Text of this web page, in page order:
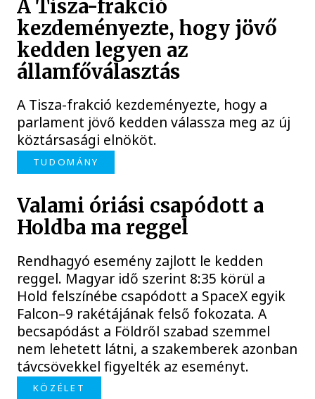
A Tisza-frakció
kezdeményezte, hogy jövő
kedden legyen az
államfőválasztás
A Tisza-frakció kezdeményezte, hogy a
parlament jövő kedden válassza meg az új
köztársasági elnököt.
TUDOMÁNY
Valami óriási csapódott a
Holdba ma reggel
Rendhagyó esemény zajlott le kedden
reggel. Magyar idő szerint 8:35 körül a
Hold felszínébe csapódott a SpaceX egyik
Falcon–9 rakétájának felső fokozata. A
becsapódást a Földről szabad szemmel
nem lehetett látni, a szakemberek azonban
távcsövekkel figyelték az eseményt.
KÖZÉLET